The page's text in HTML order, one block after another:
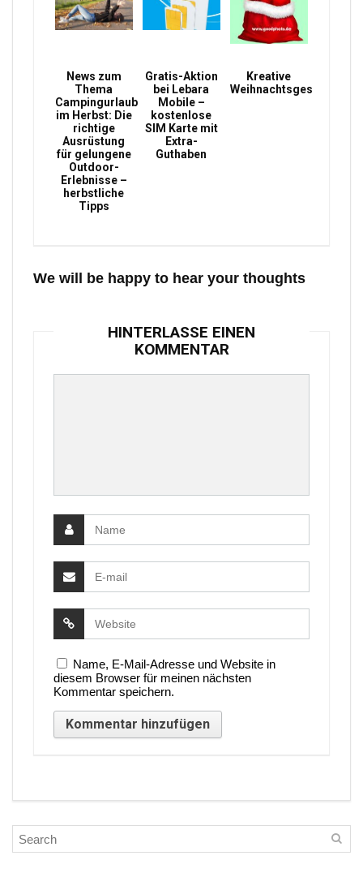
News zum
Thema
Campingurlaub
im Herbst: Die
richtige
Ausrüstung
für gelungene
Outdoor-
Erlebnisse –
herbstliche
Tipps
Gratis-Aktion
bei Lebara
Mobile –
kostenlose
SIM Karte mit
Extra-
Guthaben
Kreative
Weihnachtsgeschenke
We will be happy to hear your thoughts
HINTERLASSE EINEN
KOMMENTAR
Name, E-Mail-Adresse und Website in
diesem Browser für meinen nächsten
Kommentar speichern.